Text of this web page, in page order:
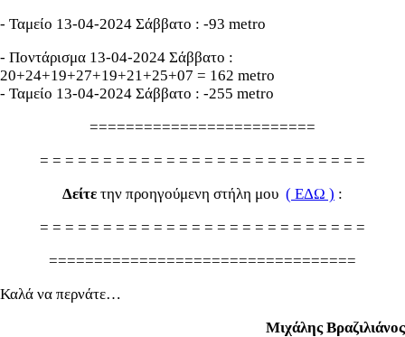
- Ταμείο 13-04-2024 Σάββατο : -93 metro
- Ποντάρισμα 13-04-2024 Σάββατο :
20+24+19+27+19+21+25+07 = 162 metro
- Ταμείο 13-04-2024 Σάββατο : -255 metro
=========================
= = = = = = = = = = = = = = = = = = = = = = = = = =
Δείτε την προηγούμενη στήλη μου ( ΕΔΩ ) :
= = = = = = = = = = = = = = = = = = = = = = = = = =
==================================
Καλά να περνάτε…
Μιχάλης Βραζιλιάνος